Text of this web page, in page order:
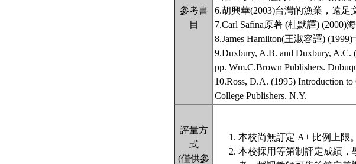
參考書
目
6.胡興華(2003)台灣的漁業，遠足
7.Carl Safina原著 (杜默譯) (2000)
8.James Hamilton(王淑容譯)
9.Duxbury, A.B. and Duxbury, A.C.
pp. Wm.C.Brown Publishers.
10.Ross, D.A. (1995) Introduction
College Publishers. N.Y.
評量方
式
(僅供參
本校尚無訂定 A+ 比例上限。
本校採用等第制評定成績，